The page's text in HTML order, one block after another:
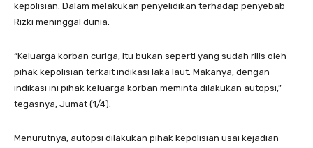
kepolisian. Dalam melakukan penyelidikan terhadap penyebab
Rizki meninggal dunia.
“Keluarga korban curiga, itu bukan seperti yang sudah rilis oleh
pihak kepolisian terkait indikasi laka laut. Makanya, dengan
indikasi ini pihak keluarga korban meminta dilakukan autopsi,”
tegasnya, Jumat (1/4).
Menurutnya, autopsi dilakukan pihak kepolisian usai kejadian